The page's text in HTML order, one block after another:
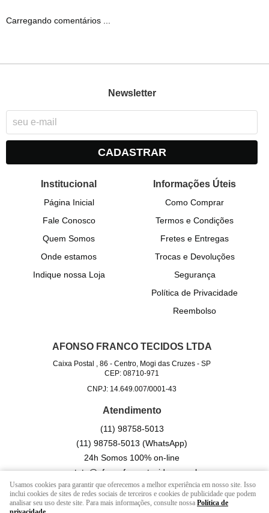
Carregando comentários ...
Newsletter
CADASTRAR
Institucional
Página Inicial
Fale Conosco
Quem Somos
Onde estamos
Indique nossa Loja
Informações Úteis
Como Comprar
Termos e Condições
Fretes e Entregas
Trocas e Devoluções
Segurança
Política de Privacidade
Reembolso
AFONSO FRANCO TECIDOS LTDA
Caixa Postal , 86 -Centro, Mogi das Cruzes -SP
CEP: 08710-971
CNPJ: 14.649.007/0001-43
Atendimento
(11) 98758-5013
(11) 98758-5013(WhatsApp)
24h Somos 100% on-line
contato@afonsofrancotecidos.com.br
LOJA VIRTUAL CRIADA POR
Usamos cookies para garantir que oferecemos a melhor experiência em nosso site. Isso
inclui cookies de sites de redes sociais de terceiros e cookies de publicidade que podem
analisar seu uso deste site. Para mais informações, consulte nossa Política de